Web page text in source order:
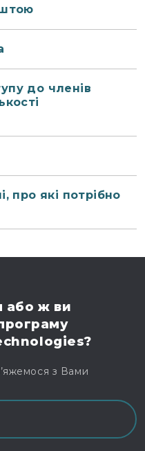
до членів
про які потрібно
або ж ви
з Вами